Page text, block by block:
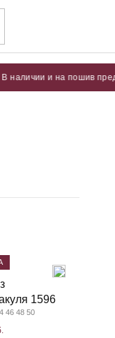
на пошив
1596
46 48 50